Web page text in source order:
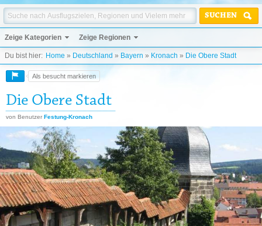
SUCHEN
Zeige Kategorien Zeige Regionen
Du bist hier: Home » Deutschland » Bayern » Kronach » Die Obere Stadt
Als besucht markieren
Die Obere Stadt
von Benutzer Festung-Kronach